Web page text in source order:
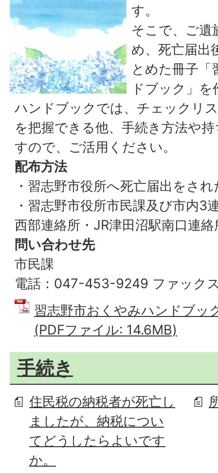
す。
そこで、ご遺
め、死亡届出
とめた冊子「
ドブック」
ハンドブックでは、チェックリ
を把握できる他、手続き方法や
すので、ご活用ください。
配布方法
・習志野市役所へ死亡届出をさ
・習志野市役所市民課及び市内3
西部連絡所・JR津田沼駅南口連
問い合わせ先
市民課
電話：047-453-9249 ファック
習志野市おくやみハンドブッ
(PDFファイル: 14.6MB)
手続き
住民税の納税者が死亡し
ましたが、納税につい
てどうしたらよいです
か。